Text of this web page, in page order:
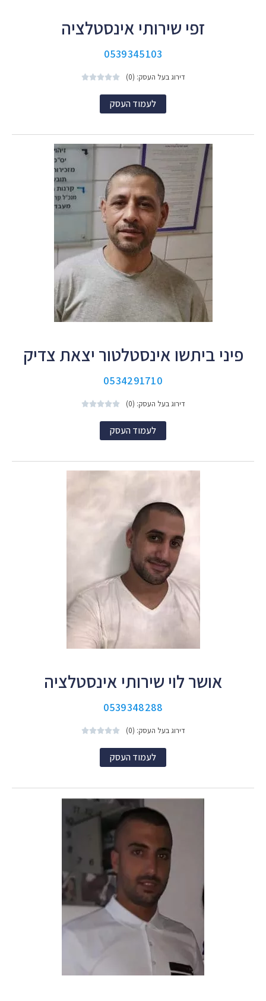
זפי שירותי אינסטלציה
0539345103
דירוג בעל העסק: (0) 




לעמוד העסק
פיני ביתשו אינסטלטור יצאת צדיק
0534291710
דירוג בעל העסק: (0) 




לעמוד העסק
אושר לוי שירותי אינסטלציה
0539348288
דירוג בעל העסק: (0) 




לעמוד העסק